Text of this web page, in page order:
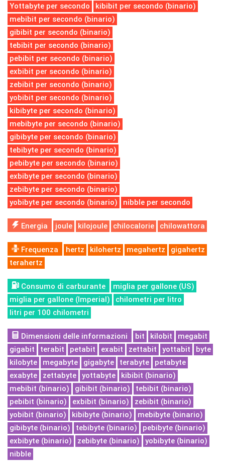
Yottabyte per secondo
kibibit per secondo (binario)
mebibit per secondo (binario)
gibibit per secondo (binario)
tebibit per secondo (binario)
pebibit per secondo (binario)
exbibit per secondo (binario)
zebibit per secondo (binario)
yobibit per secondo (binario)
kibibyte per secondo (binario)
mebibyte per secondo (binario)
gibibyte per secondo (binario)
tebibyte per secondo (binario)
pebibyte per secondo (binario)
exbibyte per secondo (binario)
zebibyte per secondo (binario)
yobibyte per secondo (binario)
nibble per secondo
Energia joule kilojoule chilocalorie chilowattora
Frequenza hertz kilohertz megahertz
gigahertz
terahertz
Consumo di carburante
miglia per gallone (US)
miglia per gallone (Imperial)
chilometri per litro
litri per 100 chilometri
Dimensioni delle informazioni bit kilobit
megabit
gigabit
terabit petabit exabit zettabit yottabit
byte
kilobyte
megabyte gigabyte terabyte
petabyte
exabyte
zettabyte yottabyte
kibibit (binario)
mebibit (binario)
gibibit (binario)
tebibit (binario)
pebibit (binario)
exbibit (binario)
zebibit (binario)
yobibit (binario)
kibibyte (binario)
mebibyte (binario)
gibibyte (binario)
tebibyte (binario)
pebibyte (binario)
exbibyte (binario)
zebibyte (binario)
yobibyte (binario)
nibble